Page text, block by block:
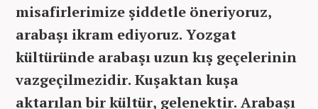
misafirlerimize şiddetle öneriyoruz,
arabaşı ikram ediyoruz. Yozgat
kültüründe arabaşı uzun kış geçelerinin
vazgeçilmezidir. Kuşaktan kuşa
aktarılan bir kültür, gelenektir. Arabaşı